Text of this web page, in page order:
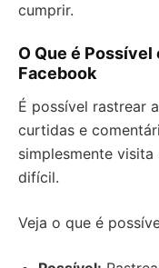
cumprir.
O Que é
Facebook
É possível rastrear
curtidas e
simplesmente
difícil.
Veja o que é